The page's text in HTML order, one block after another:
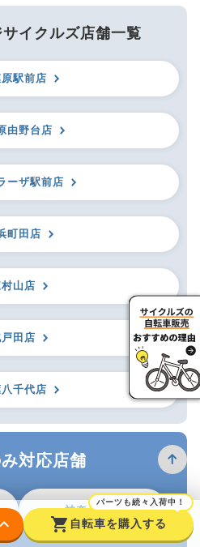
イクルズ店舗一覧
駅前店
由野台店
ーザ駅前店
町田店
山店
田店
千代店
対応店舗
神奈川県
keyboard_arrow_down shopping_cart
パーツも続々入荷中！
自転車を購入する